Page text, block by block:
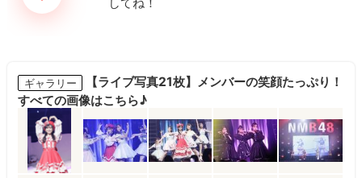
ギャラリー
【ライブ写真21枚】メンバーの笑顔たっぷり！
すべての画像はこちら♪